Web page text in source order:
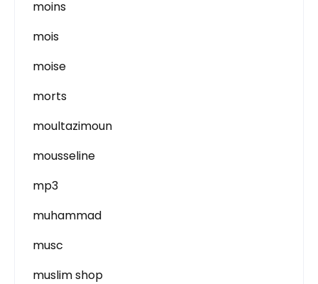
moins
mois
moise
morts
moultazimoun
mousseline
mp3
muhammad
musc
muslim shop